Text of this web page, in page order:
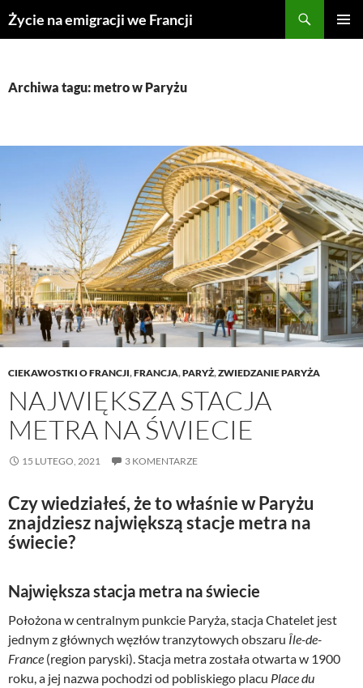
Przejdź
doŻycie na emigracji we Francji
Archiwa tagu: metro w Paryżu
CIEKAWOSTKI O FRANCJI,FRANCJA,PARYŻ,ZWIEDZANIE PARYŻA
NAJWIĘKSZA STACJA
METRA NA ŚWIECIE
15 LUTEGO, 2021 3 KOMENTARZE
Czy wiedziałeś, że to właśnie w Paryżu
znajdziesz największą stacje metra na
świecie?
Największa stacja metra na świecie
Położona w centralnym punkcie Paryża, stacja Chatelet jest
jednym z głównych węzłów tranzytowych obszaru Île-de-
France (region paryski). Stacja metra została otwarta w 1900
roku, a jej nazwa pochodzi od pobliskiego placu Place du